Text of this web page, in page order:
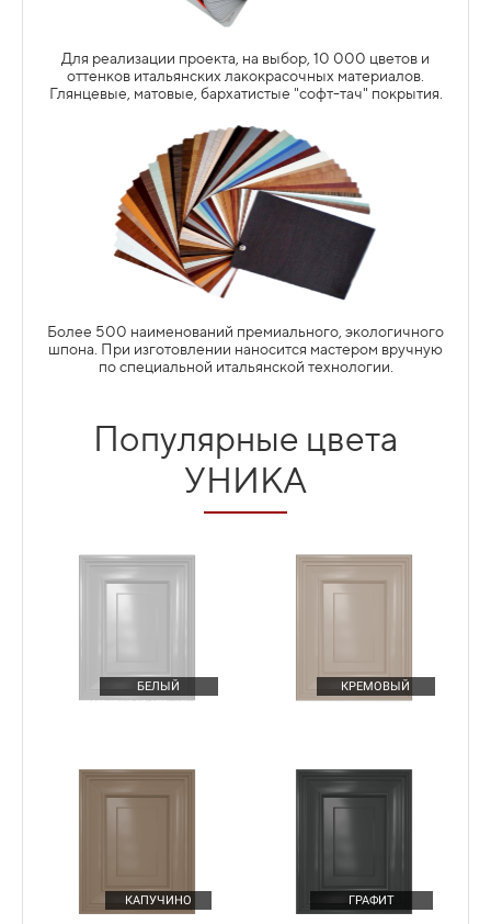
Для реализации проекта, на выбор, 10 000 цветов и
оттенков итальянских лакокрасочных материалов.
Глянцевые, матовые, бархатистые "софт-тач" покрытия.
Более 500 наименований премиального, экологичного
шпона. При изготовлении наносится мастером вручную
по специальной итальянской технологии.
Популярные цвета
УНИКА
БЕЛЫЙ КРЕМОВЫЙ
КАПУЧИНО ГРАФИТ
АНГЛИЙСКАЯ-ДВОЙНАЯ
ПЕРЕКРЕСТИЕ "УНИКА" ГОТИЧЕСКАЯ
ЯЩИКИ ТАНДЕМБОКС (TANDEMBOX)
ФУРНИТУРА ВАЖНЫЙ ПОМОЩНИК Подробнее
МАГИЧЕСКИЕ УГОЛКИ НА КУХНЕ Подробнее